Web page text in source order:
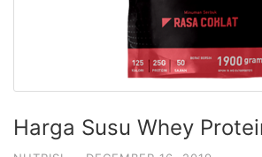
Harga Susu Whey